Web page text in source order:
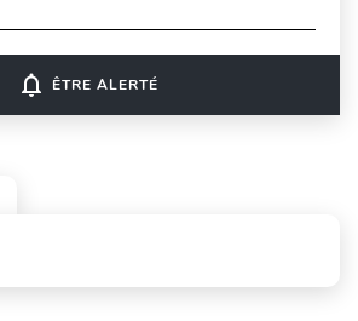
notifications_none ÊTRE ALERTÉ